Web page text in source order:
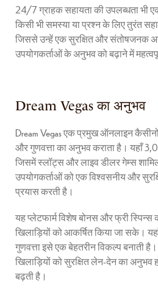
24/7 ग्राहक सहायता की उपलब्धता भी
किसी भी समस्या या प्रश्न के लिए तुरंत
जिससे उन्हें एक सुरक्षित और संतोषजनक
उपयोगकर्ताओं के अनुभव को बढ़ाने में
Dream Vegas का अनुभव
Dream Vegas एक प्रमुख ऑनलाइन कैसीनो
और गुणवत्ता का अनुभव कराता है। यहाँ
जिसमें स्लॉट्स और लाइव डीलर गेम्स
उपयोगकर्ताओं को एक विश्वसनीय और
प्रयास करती है।
यह प्लेटफार्म विशेष बोनस और फ्री
खिलाड़ियों को आकर्षित किया जा सके।
गुणवत्ता इसे एक बेहतरीन विकल्प बनाती
खिलाड़ियों को सुरक्षित लेन-देन का अनुभव
बढ़ती है।